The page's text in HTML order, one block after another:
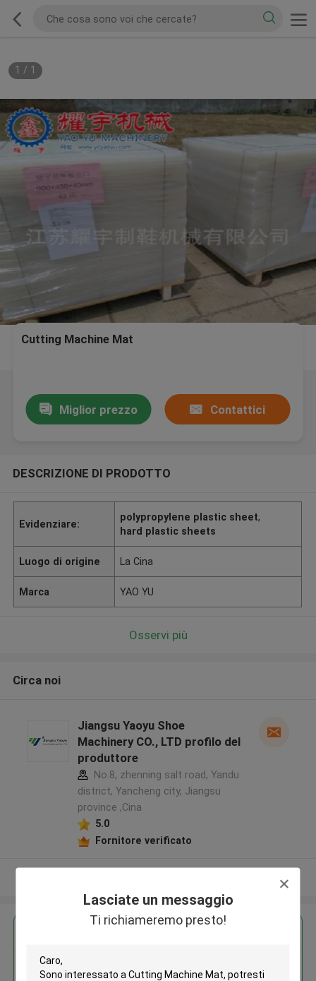
Lasciate un messaggio
Ti richiameremo presto!
1 / 1
Cutting Machine Mat
Miglior prezzo Contattici
DESCRIZIONE DI PRODOTTO
Evidenziare:
polypropylene plastic sheet,
hard plastic sheets
Luogo di origine La Cina
Marca YAO YU
Osservi più
Circa noi
Jiangsu Yaoyu Shoe
Machinery CO., LTD profilo del
produttore
No.8, zhenning salt road, Yandu
district, Yancheng city, Jiangsu
province ,Cina
5.0
Fornitore verificato
Ottieni il miglior prezzo per
Cutting Machine Mat